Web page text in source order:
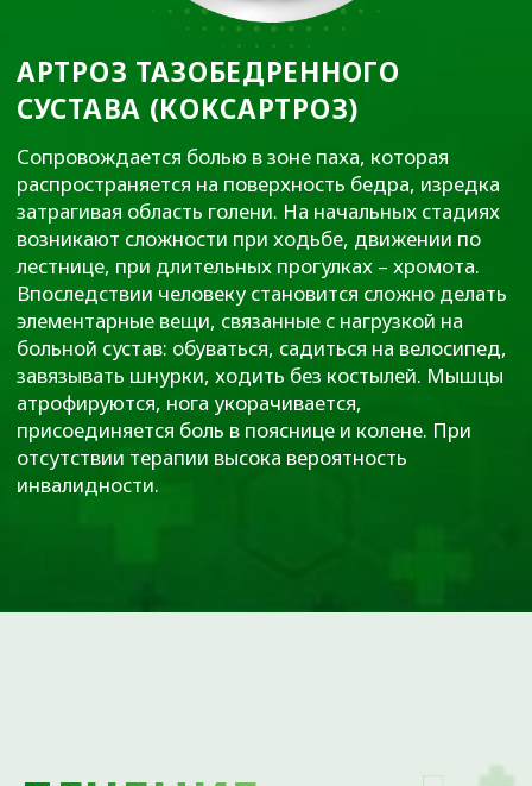
Лицензии
Отзывы
Пациентам
Артриты
Грыжи позвоночника
Hallux valgus
Повреждения связок
Синовиты
Травмы
Методы лечения Наши направления
Специалисты
Полезные статьи
Контакты
Карта сайта
Наши партнеры
Повреждения менисков
Правовая и
юридическая
информация